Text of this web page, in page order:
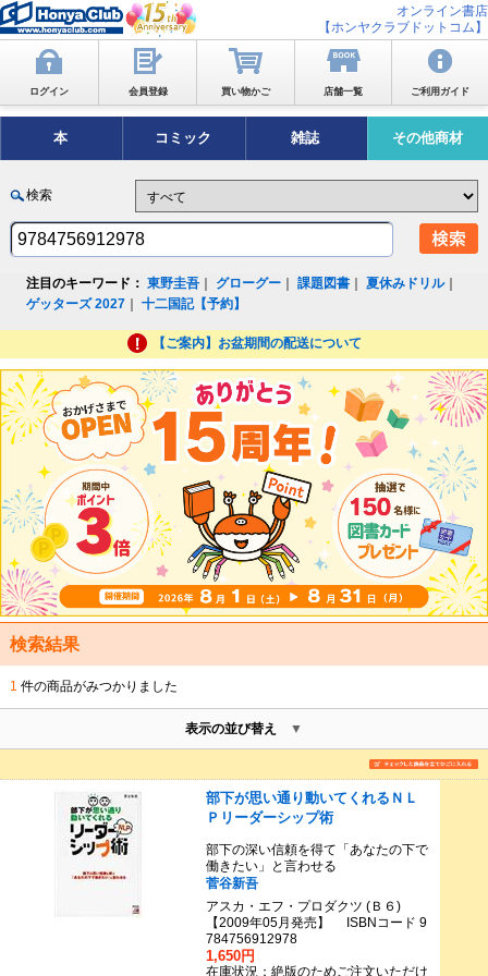
オンライン書店
【ホンヤクラブドットコム】
ログイン 会員登録 買い物かご 店舗一覧 ご利用ガイド
本 コミック 雑誌 その他商材
検索
注目のキーワード： 東野圭吾 グローグー ｜課題図書 ｜夏休みドリル｜
ゲッターズ 2027 ｜十二国記【予約】
【ご案内】お盆期間の配送について
検索結果
1 件の商品がみつかりました
表示の並び替え
部下が思い通り動いてくれるＮＬ
Ｐリーダーシップ術
部下の深い信頼を得て「あなたの下で
働きたい」と言わせる
菅谷新吾
アスカ・エフ・プロダクツ (Ｂ６)
【2009年05月発売】 ISBNコード 9
784756912978
1,650円
在庫状況：絶版のためご注文いただけ